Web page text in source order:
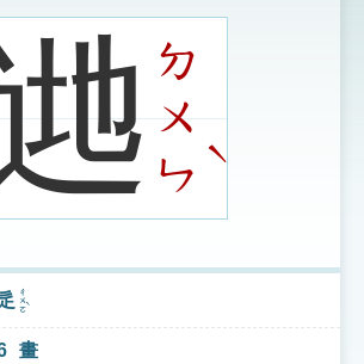
示
ㄉ
ㄨ
ㄣ
ˋ
ㄔㄨㄛˋ
畫